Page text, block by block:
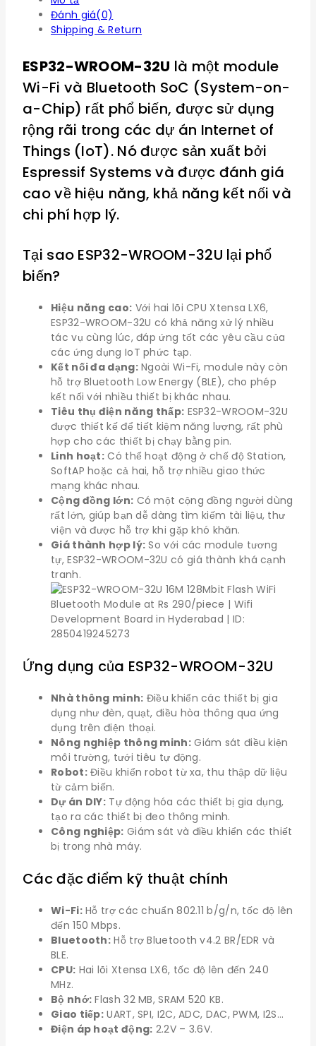
Đánh giá(0)
Shipping & Return
ESP32-WROOM-32U là một module
Wi-Fi và Bluetooth SoC (System-on-
a-Chip) rất phổ biến, được sử dụng
rộng rãi trong các dự án Internet of
Things (IoT). Nó được sản xuất bởi
Espressif Systems và được đánh giá
cao về hiệu năng, khả năng kết nối và
chi phí hợp lý.
Tại sao ESP32-WROOM-32U lại phổ
biến?
Hiệu năng cao: Với hai lõi CPU Xtensa LX6,
ESP32-WROOM-32U có khả năng xử lý nhiều
tác vụ cùng lúc, đáp ứng tốt các yêu cầu của
các ứng dụng IoT phức tạp.
Kết nối đa dạng:Ngoài Wi-Fi, module này còn
hỗ trợ Bluetooth Low Energy (BLE), cho phép
kết nối với nhiều thiết bị khác nhau.
Tiêu thụ điện năng thấp: ESP32-WROOM-32U
được thiết kế để tiết kiệm năng lượng, rất phù
hợp cho các thiết bị chạy bằng pin.
Linh hoạt: Có thể hoạt động ở chế độ Station,
SoftAP hoặc cả hai, hỗ trợ nhiều giao thức
mạng khác nhau.
Cộng đồng lớn: Có một cộng đồng người dùng
rất lớn, giúp bạn dễ dàng tìm kiếm tài liệu, thư
viện và được hỗ trợ khi gặp khó khăn.
Giá thành hợp lý: So với các module tương
tự, ESP32-WROOM-32U có giá thành khá cạnh
tranh.
Ứng dụng của ESP32-WROOM-32U
Nhà thông minh: Điều khiển các thiết bị gia
dụng như đèn, quạt, điều hòa thông qua ứng
dụng trên điện thoại.
Nông nghiệp thông minh:Giám sát điều kiện
môi trường, tưới tiêu tự động.
Robot:Điều khiển robot từ xa, thu thập dữ liệu
từ cảm biến.
Dự án DIY: Tự động hóa các thiết bị gia dụng,
tạo ra các thiết bị đeo thông minh.
Công nghiệp: Giám sát và điều khiển các thiết
bị trong nhà máy.
Các đặc điểm kỹ thuật chính
Wi-Fi:Hỗ trợ các chuẩn 802.11 b/g/n, tốc độ lên
đến 150 Mbps.
Bluetooth: Hỗ trợ Bluetooth v4.2 BR/EDR và
BLE.
CPU: Hai lõi Xtensa LX6, tốc độ lên đến 240
MHz.
Bộ nhớ: Flash 32 MB, SRAM 520 KB.
Giao tiếp: UART, SPI, I2C, ADC, DAC, PWM, I2S…
Điện áp hoạt động: 2.2V – 3.6V.